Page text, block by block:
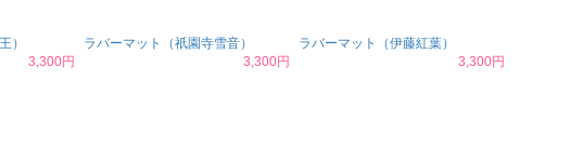
）
3,300円
ラバーマット（祇園寺雪音）
3,300円
ラバーマット（伊藤紅葉）
3,300円